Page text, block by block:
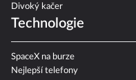
Divoký kačer
Technologie
SpaceX na burze
Nejlepší telefony